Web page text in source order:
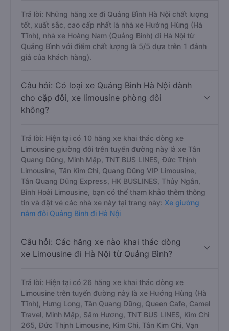
Trả lời: Những hãng xe đi Quảng Bình Hà Nội chất lượng
tốt, xuất sắc, cao cấp nhất là nhà xe Hướng Hùng (Hà
Tĩnh), nhà xe Hoàng Nam (Quảng Bình) đi Hà Nội từ
Quảng Bình với điểm chất lượng là 5/5 dựa trên 1 đánh
giá của khách hàng).
Câu hỏi: Có loại xe Quảng Bình Hà Nội dành
cho cặp đôi, xe limousine phòng đôi
không?
Trả lời: Hiện tại có 10 hãng xe khai thác dòng xe
Limousine giường đôi trên tuyến đường này là xe Tân
Quang Dũng, Minh Mập, TNT BUS LINES, Đức Thịnh
Limousine, Tân Kim Chi, Quang Dũng VIP Limousine,
Tân Quang Dũng Express, HK BUSLINES, Thủy Ngân,
Bình Hoài Limousine, bạn có thể tham khảo thêm thông
tin và đặt vé các nhà xe này tại trang này: Xe giường
nằm đôi Quảng Bình đi Hà Nội
Câu hỏi: Các hãng xe nào khai thác dòng
xe Limousine đi Hà Nội từ Quảng Bình?
Trả lời: Hiện tại có 26 hãng xe khai thác dòng xe
Limousine trên tuyến đường này là xe Hướng Hùng (Hà
Tĩnh), Hưng Long, Tân Quang Dũng, Queen Cafe, Camel
Travel, Minh Mập, Sâm Hương, TNT BUS LINES, Kim Chi
265, Đức Thịnh Limousine, Kim Chi, Tân Kim Chi, Vạn